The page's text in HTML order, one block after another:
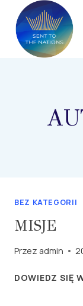
Przejdź
treści
BEZ KATEGORII
MISJE
Przez admin
DOWIEDZ SIĘ